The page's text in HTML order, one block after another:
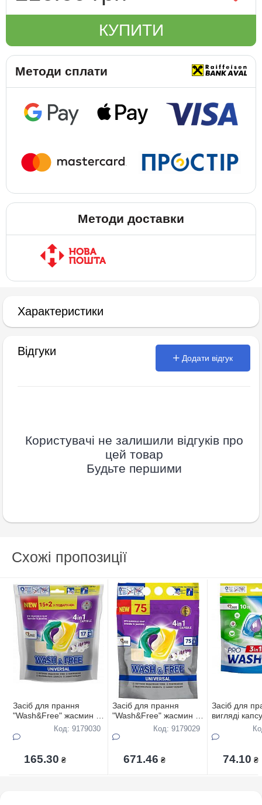
КУПИТИ
Методи сплати
Методи доставки
Характеристики
Відгуки
Додати відгук
Користувачі не залишили відгуків про
цей товар
Будьте першими
Схожі пропозиції
Засіб для прання
"Wash&Free" жасмин та
марсельським милом
Код: 9179030
165.30 ₴
Засіб для прання
"Wash&Free" жасмин та
марсельським милом
Код: 9179029
671.46 ₴
Засіб для
вигляді
"Альпійська
"ProWash"
74.10 ₴